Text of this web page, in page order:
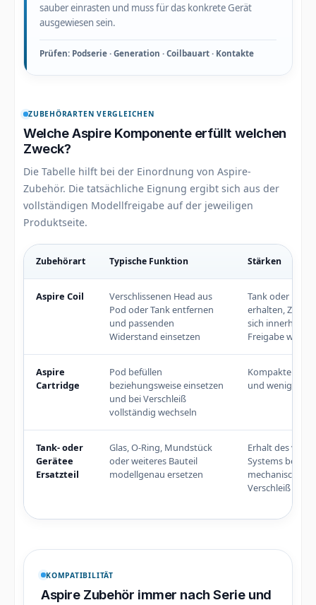
sauber einrasten und muss für das konkrete Gerät
ausgewiesen sein.
Prüfen: Podserie · Generation · Coilbauart · Kontakte
ZUBEHÖRARTEN VERGLEICHEN
Welche Aspire Komponente erfüllt welchen
Zweck?
Die Tabelle hilft bei der Einordnung von Aspire-
Zubehör. Die tatsächliche Eignung ergibt sich aus der
vollständigen Modellfreigabe auf der jeweiligen
Produktseite.
Zubehörart Typische Funktion Stärken
Aspire Coil
Verschlissenen Head aus
Pod oder Tank entfernen
und passenden
Widerstand einsetzen
Tank oder Pod
erhalten,
sich innerhalb
Freigabe wählen
Aspire
Cartridge
Pod befüllen
beziehungsweise einsetzen
und bei Verschleiß
vollständig wechseln
Kompakte
und wenige
Tank- oder
Gerätee
Ersatzteil
Glas, O-Ring, Mundstück
oder weiteres Bauteil
modellgenau ersetzen
Erhalt des
Systems bei
mechanischem
Verschleiß
KOMPATIBILITÄT
Aspire Zubehör immer nach Serie und